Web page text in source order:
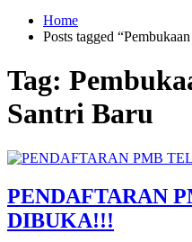
Home
Posts tagged
Tag:
Santri Baru
PENDAFTARAN
DIBUKA!!!